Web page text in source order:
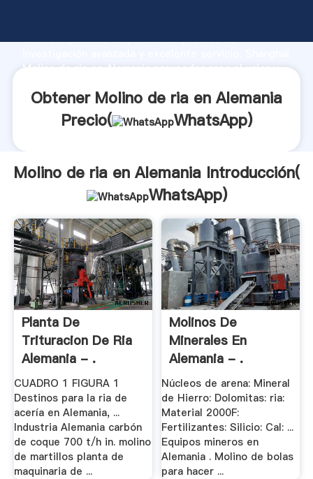
fuerte capacidad de producción, fuerza de
Molino de ria en Alemania proveedor crea el valor y
Obtener Molino de ria en Alemania
Precio(
WhatsApp)
Molino de ria en Alemania Introducción(
WhatsApp)
Planta De
Trituracion De Ria
Alemania - .
CUADRO 1 FIGURA 1
Destinos para la ria de
acería en Alemania, ...
Industria Alemania carbón
de coque 700 t/h in. molino
de martillos planta de
maquinaria de ...
Molinos De
Minerales En
Alemania - .
Núcleos de arena: Mineral
de Hierro: Dolomitas: ria:
Material 2000F:
Fertilizantes: Silicio: Cal: ...
Equipos mineros en
Alemania . Molino de bolas
para hacer ...